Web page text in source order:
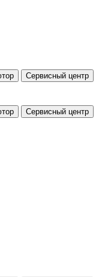
Сервисный центр
Сервисный центр